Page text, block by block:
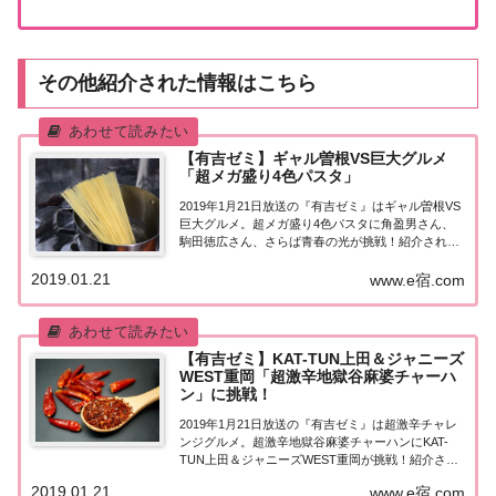
その他紹介された情報はこちら
【有吉ゼミ】ギャル曽根VS巨大グルメ
「超メガ盛り4色パスタ」
2019年1月21日放送の『有吉ゼミ』はギャル曽根VS
巨大グルメ。超メガ盛り4色パスタに角盈男さん、
駒田徳広さん、さらば青春の光が挑戦！紹介された
超メガ盛り4色パスタ」今回の「ギャル曽根VS巨大
www.e宿.com
2019.01.21
【有吉ゼミ】KAT-TUN上田＆ジャニーズ
WEST重岡「超激辛地獄谷麻婆チャーハ
ン」に挑戦！
2019年1月21日放送の『有吉ゼミ』は超激辛チャレ
ンジグルメ。超激辛地獄谷麻婆チャーハンにKAT-
TUN上田＆ジャニーズWEST重岡が挑戦！紹介され
2019.01.21